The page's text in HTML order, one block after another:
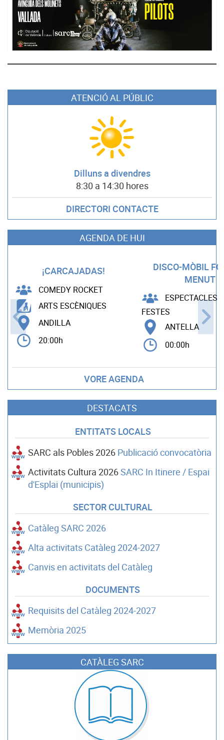
ATENCIÓ AL PÚBLIC
Dilluns a divendres
8:30 a 14:30 hores
DIRECTORI CONTACTE
AGENDA DE HUI
¡CARCAJADAS!
COMEDY ROCKET
ARTS ESCÈNIQUES
ANDILLA
20:00h
DISCO-MÒBIL
MENUT
ESPECTACLES
FESTES
ANTELLA
00:00h
VORE AGENDA
DESTACATS
ENTITATS LOCALS
SARC als Pobles 2026 Publicació convocatòria
Activitats Cultura 2026SARC In Itinere / Espai
d'Esplai (municipis)
SECTOR CULTURAL
Catàleg SARC 2026
Alta activitats Catàleg 2024-2027
Canvis en activitats del Catàleg
DOCUMENTS
Requisits del Catàleg 2024-2027
Memòria 2025
CATÀLEG SARC